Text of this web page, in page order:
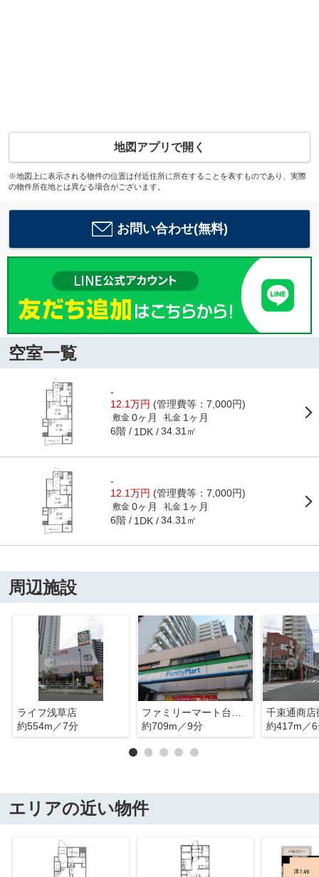
地図アプリで開く
※地図上に表示される物件の位置は付近住所に所在することを表すものであり、実際
の物件所在地とは異なる場合がございます。
お問い合わせ(無料)
空室一覧
-
12.1万円 (管理費等：7,000円)
敷金 0ヶ月 礼金 1ヶ月
6階 1DK 34.31㎡
-
12.1万円 (管理費等：7,000円)
敷金 0ヶ月 礼金 1ヶ月
6階 1DK 34.31㎡
周辺施設
ライフ浅草店
約554m／7分
約709m／9分
千束通商店
約417m／
エリアの近い物件